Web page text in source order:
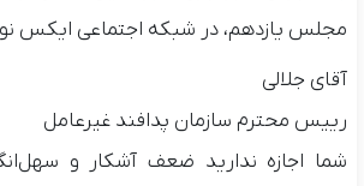
مجلس یازدهم، در شبکه اجتماعی ایکس
آقای جلالی
‏رییس محترم سازمان پدافند غیرعامل
‏شما اجازه ندارید ضعف آشکار و